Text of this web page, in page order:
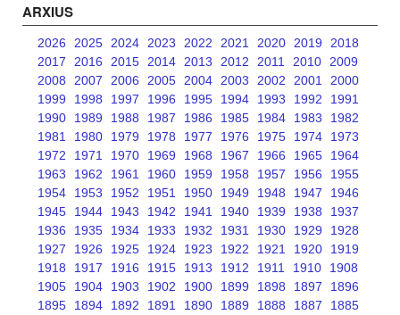
ARXIUS
2026 2025 2024 2023 2022 2021 2020 2019
2018
2017
2016 2015 2014 2013 2012 2011 2010
2009
2008
2007 2006 2005 2004 2003 2002 2001
2000
1999
1998 1997 1996 1995 1994 1993 1992
1991
1990
1989 1988 1987 1986 1985 1984 1983
1982
1981
1980 1979 1978 1977 1976 1975 1974
1973
1972
1971 1970 1969 1968 1967 1966 1965
1964
1963
1962 1961 1960 1959 1958 1957 1956
1955
1954
1953 1952 1951 1950 1949 1948 1947
1946
1945
1944 1943 1942 1941 1940 1939 1938
1937
1936
1935 1934 1933 1932 1931 1930 1929
1928
1927
1926 1925 1924 1923 1922 1921 1920
1919
1918
1917 1916 1915 1913 1912 1911 1910
1908
1905
1904 1903 1902 1900 1899 1898 1897
1896
1895
1894 1892 1891 1890 1889 1888 1887
1885